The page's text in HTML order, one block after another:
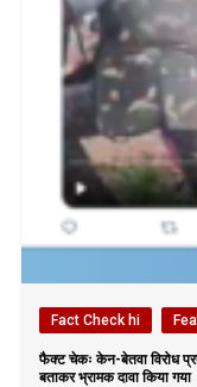
Fact Check hi
फैक्ट चेकः केन-बेतवा विरोध
बताकर भ्रामक दावा किया गया